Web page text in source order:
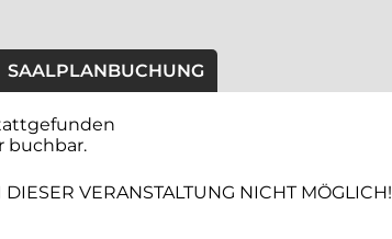
SAALPLANBUCHUNG
buchbar.
VERANSTALTUNG NICHT MÖGLICH!